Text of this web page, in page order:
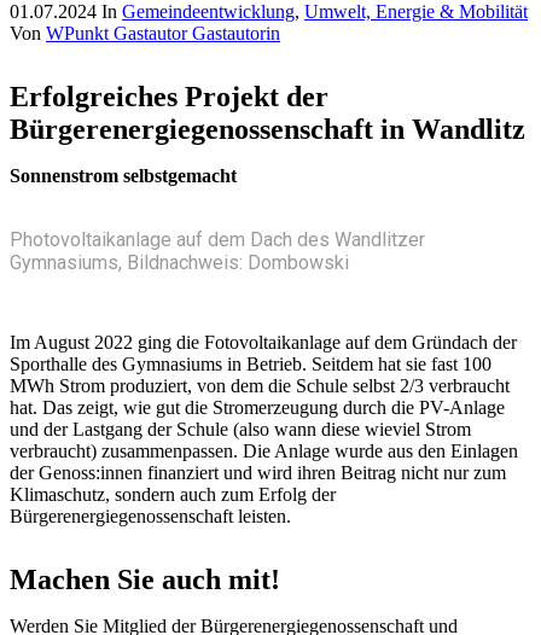
01.07.2024 In Gemeindeentwicklung, Umwelt, Energie & Mobilität
Von WPunkt Gastautor Gastautorin
Erfolgreiches Projekt der
Bürgerenergiegenossenschaft in Wandlitz
Sonnenstrom selbstgemacht
Photovoltaikanlage auf dem Dach des Wandlitzer
Gymnasiums, Bildnachweis: Dombowski
Im August 2022 ging die Fotovoltaikanlage auf dem Gründach der
Sporthalle des Gymnasiums in Betrieb. Seitdem hat sie fast 100
MWh Strom produziert, von dem die Schule selbst 2/3 verbraucht
hat. Das zeigt, wie gut die Stromerzeugung durch die PV-Anlage
und der Lastgang der Schule (also wann diese wieviel Strom
verbraucht) zusammenpassen. Die Anlage wurde aus den Einlagen
der Genoss:innen finanziert und wird ihren Beitrag nicht nur zum
Klimaschutz, sondern auch zum Erfolg der
Bürgerenergiegenossenschaft leisten.
Machen Sie auch mit!
Werden Sie Mitglied der Bürgerenergiegenossenschaft und